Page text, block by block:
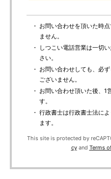
・ お問い合わせを頂いた時
ません。
・ しつこい電話営業は一切
さい。
・ お問い合わせしても、必
ございません。
・ お問い合わせ頂いた後、1
す。
・ 行政書士は行政書士法に
ます。
This site is protected by
cyand Terms